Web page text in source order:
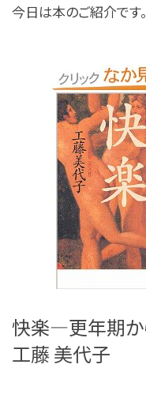
今日は本のご紹介です。
快楽―更年期か
工藤 美代子